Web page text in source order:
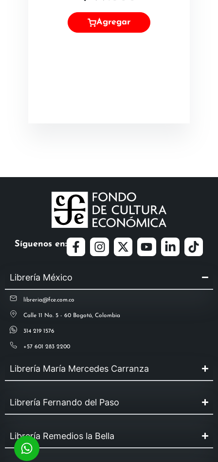
Agregar
Síguenos en:
Librería México
libreria@fce.com.co
Calle 11 No. 5 - 60 Bogotá, Colombia
314 219 1576
+57 601 283 2200
Librería María Mercedes Carranza
Librería Fernando del Paso
Librería Remedios la Bella